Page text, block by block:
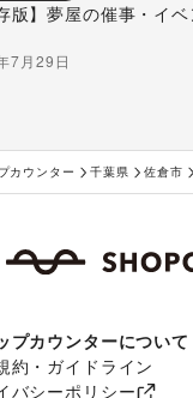
版】夢屋の催事・イ
7月29日
カウンター 千葉県 佐倉市
プカウンターについて
約・ガイドライン
バシーポリシー